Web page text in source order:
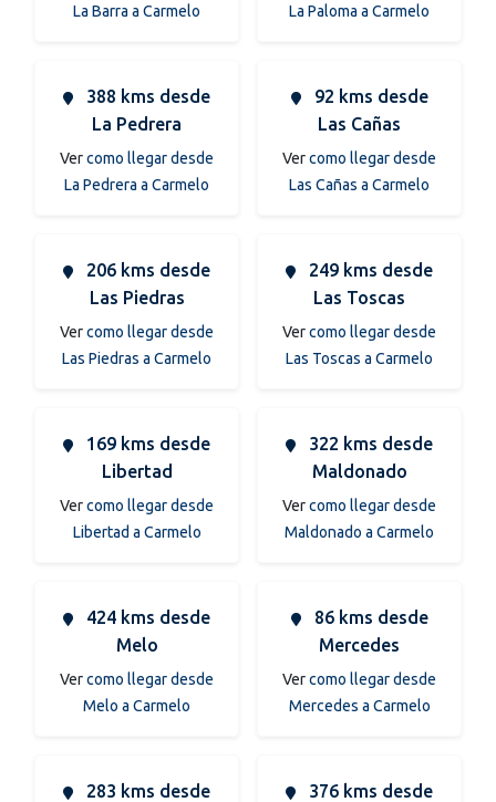
La Barra a Carmelo
La Paloma a Carmelo
388 kms desde
La Pedrera
Vercomo llegar desde
La Pedrera a Carmelo
92 kms desde
Las Cañas
Vercomo llegar desde
Las Cañas a Carmelo
206 kms desde
Las Piedras
Vercomo llegar desde
Las Piedras a Carmelo
249 kms desde
Las Toscas
Vercomo llegar desde
Las Toscas a Carmelo
169 kms desde
Libertad
Vercomo llegar desde
Libertad a Carmelo
322 kms desde
Maldonado
Vercomo llegar desde
Maldonado a Carmelo
424 kms desde
Melo
Vercomo llegar desde
Melo a Carmelo
86 kms desde
Mercedes
Vercomo llegar desde
Mercedes a Carmelo
283 kms desde
376 kms desde